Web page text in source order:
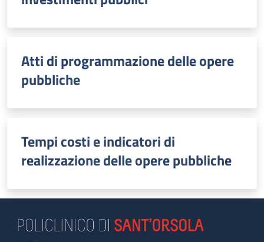
Atti di programmazione delle opere
pubbliche
Tempi costi e indicatori di
realizzazione delle opere pubbliche